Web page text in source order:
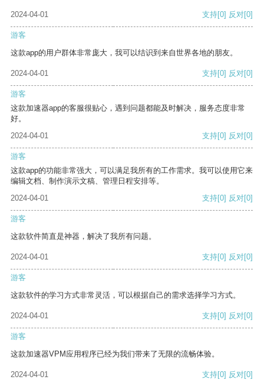
2024-04-01 支持[0] 反对[0]
游客
这款app的用户群体非常庞大，我可以结识到来自世界各地的朋友。
2024-04-01 支持[0] 反对[0]
游客
这款加速器app的客服很贴心，遇到问题都能及时解决，服务态度非常
好。
2024-04-01
支持[0] 反对[0]
游客
这款app的功能非常强大，可以满足我所有的工作需求。我可以使用它来
编辑文档、制作演示文稿、管理日程安排等。
2024-04-01
支持[0] 反对[0]
游客
这款软件简直是神器，解决了我所有问题。
2024-04-01 支持[0] 反对[0]
游客
这款软件的学习方式非常灵活，可以根据自己的需求选择学习方式。
2024-04-01 支持[0] 反对[0]
游客
这款加速器VPM应用程序已经为我们带来了无限的流畅体验。
2024-04-01 支持[0] 反对[0]